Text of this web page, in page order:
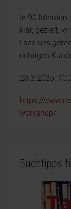
In 90 Minuten
klar, gezielt,
Lass uns
richtigen
23.3.2025,
https://
workshop/
Buchtipps